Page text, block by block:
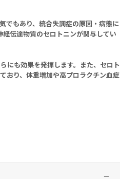
でもあり、統合失調症の原因・病態に
伝達物質のセロトニンが関与してい
にも効果を発揮します。また、セロト
おり、体重増加や高プロラクチン血症